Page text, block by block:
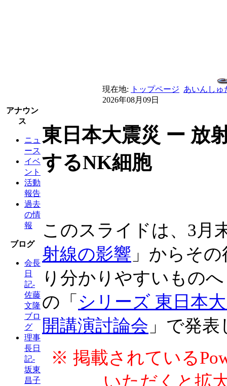
現在地: トップページ あいんしゅ
2026年08月09日
アナウン
ス
ニュ
ース
イベ
ント
活動
報告
過去
の情
報
ブログ
会長
日
記-
佐藤
文隆
ブロ
グ
理事
長日
記-
坂東
昌子
東日本大震災 ー 放
するNK細胞
このスライドは、3月
射線の影響 」からそ
り分かりやすいもの
の「 シリーズ 東日本
開講演討論会 」で発
※ 掲載されている
いただくと拡